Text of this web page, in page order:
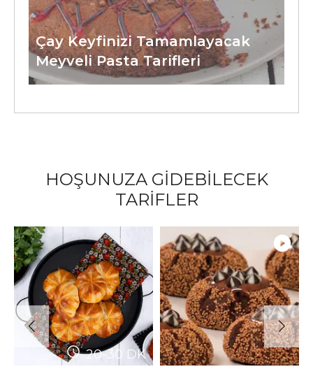
Çay Keyfinizi Tamamlayacak
Meyveli Pasta Tarifleri
HOŞUNUZA GİDEBİLECEK
TARİFLER
20-30 DK